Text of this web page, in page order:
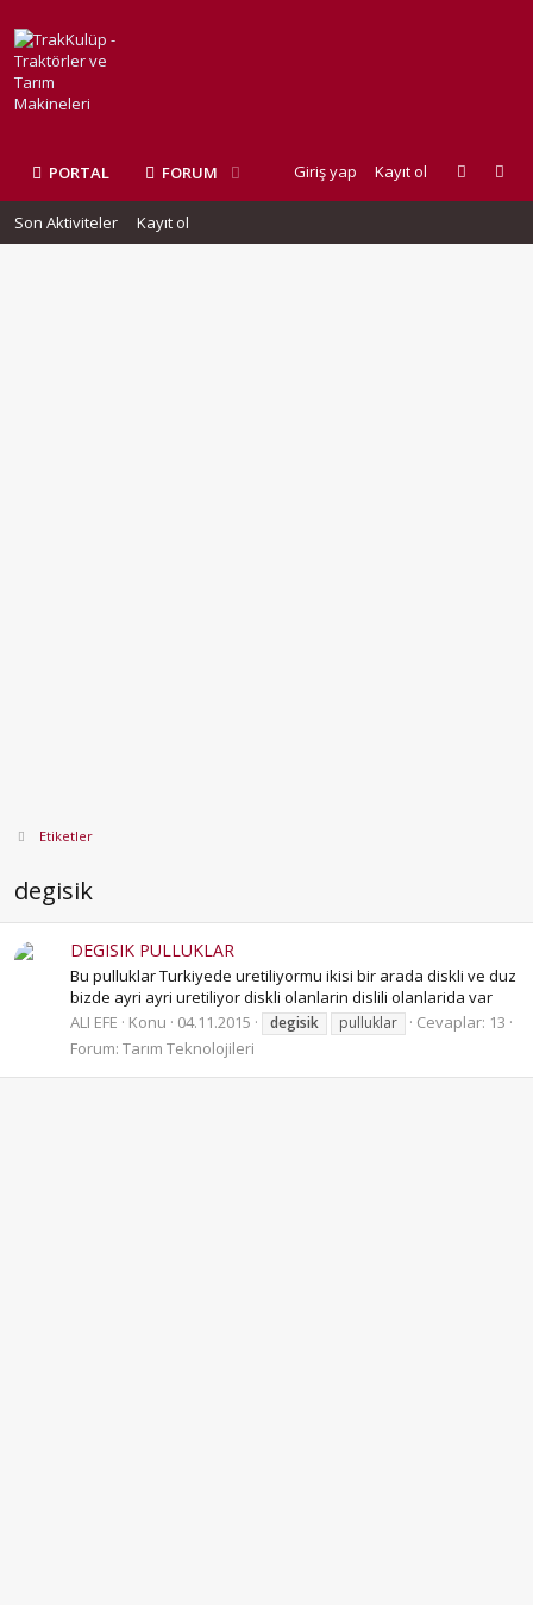
PORTAL FORUM Giriş yap Kayıt ol
Son Aktiviteler Kayıt ol
Etiketler
degisik
DEGISIK PULLUKLAR
Bu pulluklar Turkiyede uretiliyormu ikisi bir arada diskli ve duz
bizde ayri ayri uretiliyor diskli olanlarin dislili olanlarida var
ALI EFE
Konu 04.11.2015 degisik pulluklar
Cevaplar: 13
Forum: Tarım Teknolojileri